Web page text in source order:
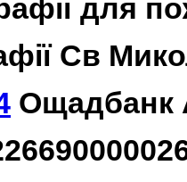
для
Св
Ощадбанк